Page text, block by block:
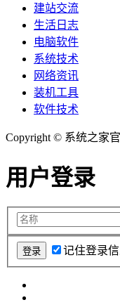
建站交流
生活日志
电脑软件
系统技术
网络资讯
装机工具
软件技术
Copyright © 系统之家
用户登录
记住登录